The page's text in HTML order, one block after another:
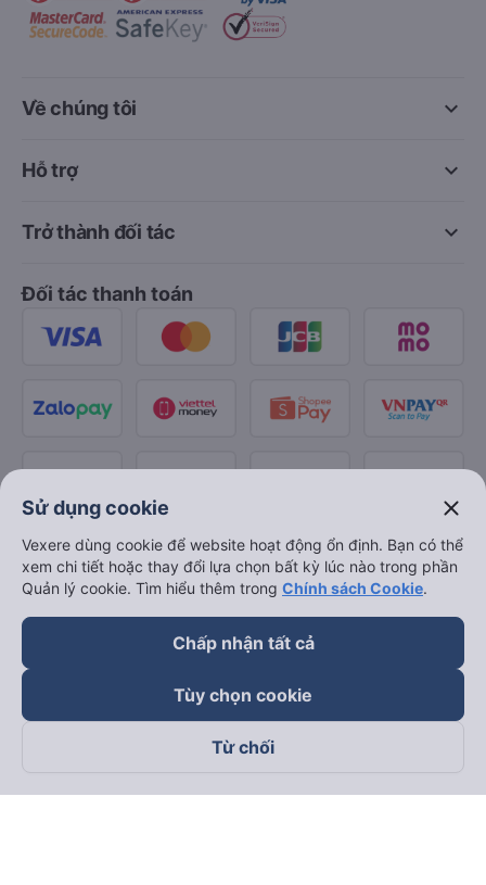
keyboard_arrow_down
Về chúng tôi
keyboard_arrow_down
Hỗ trợ
keyboard_arrow_down
Trở thành đối tác
Đối tác thanh toán
Theo dõi chúng tôi trên
Sử dụng cookie close
Vexere dùng cookie để website hoạt động ổn định. Bạn có thể
xem chi tiết hoặc thay đổi lựa chọn bất kỳ lúc nào trong phần
Quản lý cookie. Tìm hiểu thêm trong Chính sách Cookie.
Chấp nhận tất cả
Tùy chọn cookie
Từ chối